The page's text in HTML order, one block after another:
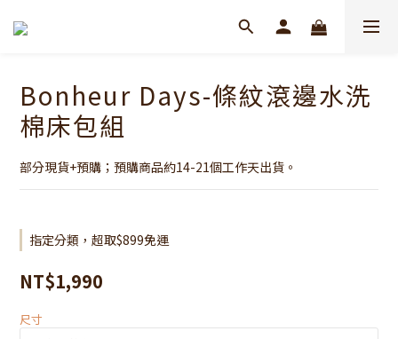
Bonheur Days-條紋滾邊水洗
棉床包組
部分現貨+預購；預購商品約14-21個工作天出貨。
指定分類，超取$899免運
NT$1,990
尺寸